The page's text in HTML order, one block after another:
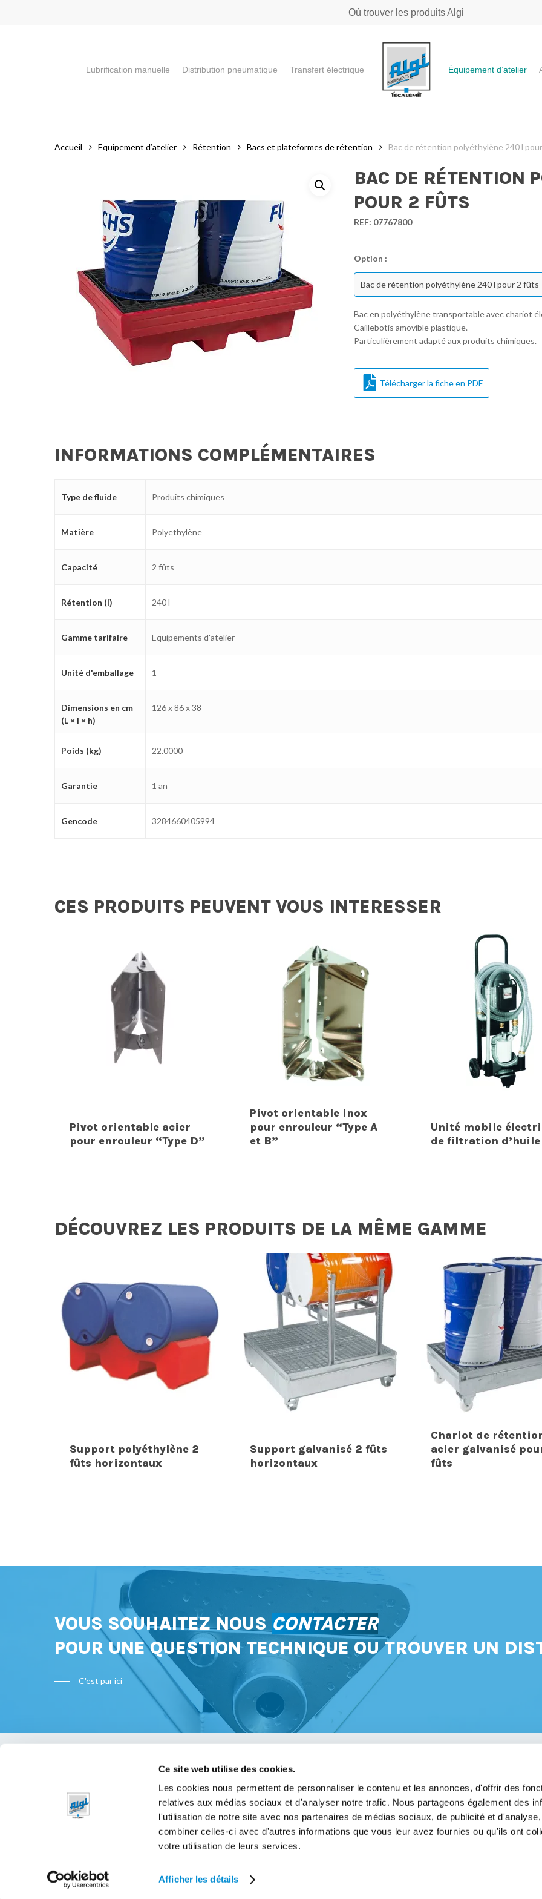
Ce site web utilise des cookies.
Les cookies nous permettent de personnaliser le contenu et les annonces, d'offrir des
relatives aux médias sociaux et d'analyser notre trafic. Nous partageons également des
l'utilisation de notre site avec nos partenaires de médias sociaux, de publicité et
combiner celles-ci avec d'autres informations que vous leur avez fournies ou qu'ils ont
votre utilisation de leurs services.
Afficher les détails
Où trouver les produits Algi
Lubrification manuelle Distribution pneumatique Transfert électrique Équipement d’atelier
Accueil Equipement d’atelier Rétention Bacs et plateformes de rétention Bac de rétention polyéthylène 240 l
BAC DE RÉTENTION
POUR 2 FÛTS
REF: 07767800
Option :
Bac de rétention polyéthylène 240 l pour 2 fûts
Bac en polyéthylène transportable avec chariot
Caillebotis amovible plastique.
Particulièrement adapté aux produits chimiques.
Télécharger la fiche en PDF
INFORMATIONS COMPLÉMENTAIRES
Type de fluide Produits chimiques
Matière Polyethylène
Capacité 2 fûts
Rétention (l) 240 l
Gamme tarifaire Equipements d'atelier
Unité d'emballage 1
Dimensions en cm
(L × l × h)
126 x 86 x 38
Poids (kg) 22.0000
Garantie 1 an
Gencode 3284660405994
CES PRODUITS PEUVENT VOUS INTERESSER
Pivot orientable acier
pour enrouleur “Type D”
Pivot orientable inox
pour enrouleur “Type A
et B”
Unité mobile
de filtration d’huile
DÉCOUVREZ LES PRODUITS DE LA MÊME GAMME
Support polyéthylène 2
fûts horizontaux
Support galvanisé 2 fûts
horizontaux
Chariot de
acier galvanisé
fûts
VOUS SOUHAITEZ NOUS CONTACTER
POUR UNE QUESTION TECHNIQUE OU TROUVER UN
C'est par ici
Bon à savoir
Politique de confidentialité